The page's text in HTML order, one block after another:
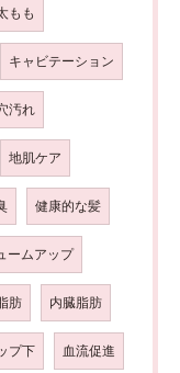
もも
キャビテーション
汚れ
地肌ケア
健康的な髪
ームアップ
肪 内臓脂肪
プ下 血流促進